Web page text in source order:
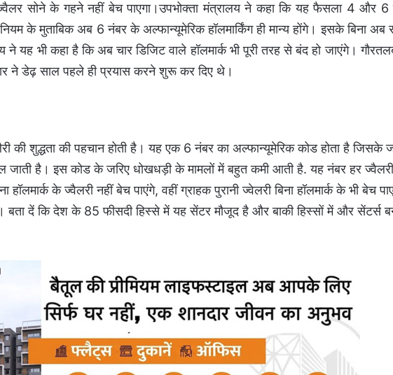
सोने के गहने नहीं बेच पाएगा।उपभोक्ता मंत्रालय ने कहा कि यह फैसला 4 और 6
के मुताबिक अब 6 नंबर के अल्फान्यूमेरिक हॉलमार्किंग ही मान्य होंगे। इसके बिना अब
ने यह भी कहा है कि अब चार डिजिट वाले हॉलमार्क भी पूरी तरह से बंद हो जाएंगे।
ने डेढ़ साल पहले ही प्रयास करने शुरू कर दिए थे।
शुद्धता की पहचान होती है। यह एक 6 नंबर का अल्फान्यूमेरिक कोड होता है जिसके
जाती है। इस कोड के जरिए धोखधड़ी के मामलों में बहुत कमी आती है. यह नंबर हर
के ज्वैलरी नहीं बेच पाएंगे, वहीं ग्राहक पुरानी ज्वेलरी बिना हॉलमार्क के भी बेच
दें कि देश के 85 फीसदी हिस्से में यह सेंटर मौजूद है और बाकी हिस्सों में और सेंटर्स